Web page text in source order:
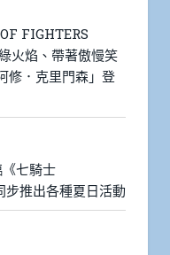
FIGHTERS
火焰、帶著傲慢笑
修．克里門森」登
七騎士
步推出各種夏日活動